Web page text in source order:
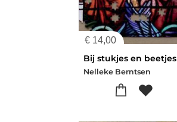
€ 14,00
Bij stukjes en beetjes
Nelleke Berntsen